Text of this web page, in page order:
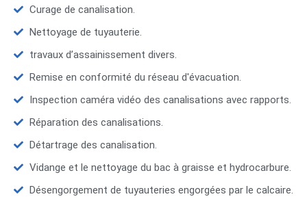
Curage de canalisation.
Nettoyage de tuyauterie.
travaux d’assainissement divers.
Remise en conformité du réseau d'évacuation.
Inspection caméra vidéo des canalisations avec rapports.
Réparation des canalisations.
Détartrage des canalisation.
Vidange et le nettoyage du bac à graisse et hydrocarbure.
Désengorgement de tuyauteries engorgées par le calcaire.